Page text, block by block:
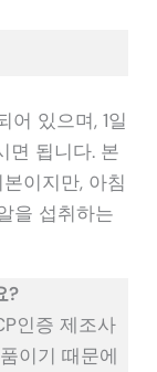
어 있으며, 1일
면 됩니다. 본
이지만, 아침
을 섭취하는
?
인증 제조사
이기 때문에